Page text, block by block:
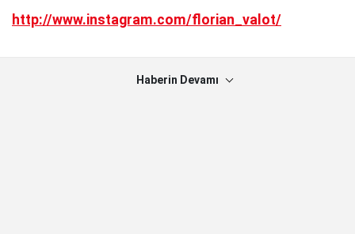
http://www.instagram.com/florian_valot/
Haberin Devamı